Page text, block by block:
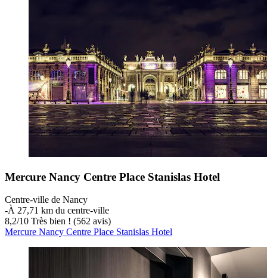
Mercure Nancy Centre Place Stanislas Hotel
Centre-ville de Nancy
‐À 27,71 km du centre-ville
8,2/10 Très bien ! (562 avis)
Mercure Nancy Centre Place Stanislas Hotel